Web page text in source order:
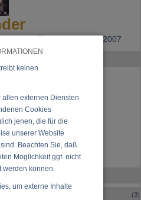
keinen
externen Diensten
Cookies
jenen, die für die
unserer Website
Beachten Sie, daß
Möglichkeit ggf. nicht
werden können.
um externe Inhalte
letzte Änderung: 09.07.2007
mitglied/2379.htm
(3)